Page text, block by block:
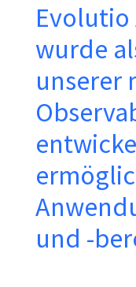
wurde
unserer
und -